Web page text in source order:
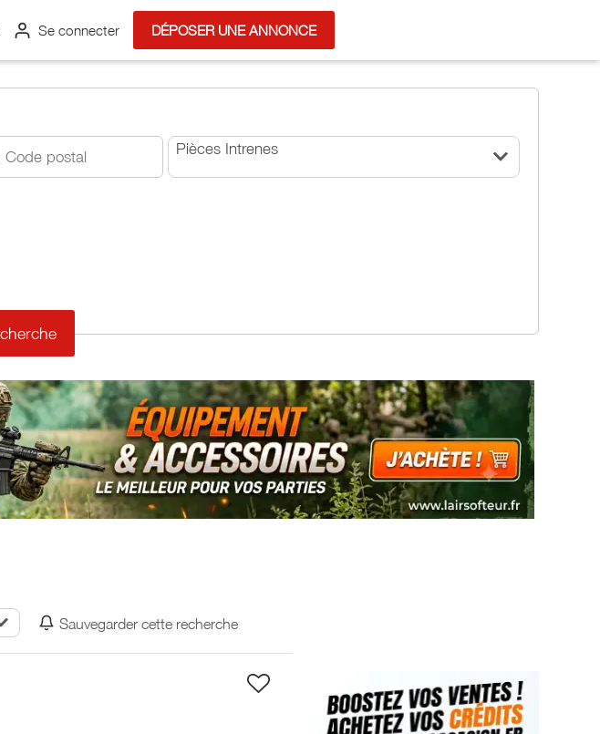
Se connecter DÉPOSER UNE ANNONCE
Pièces Intrenes
Sauvegarder cette recherche